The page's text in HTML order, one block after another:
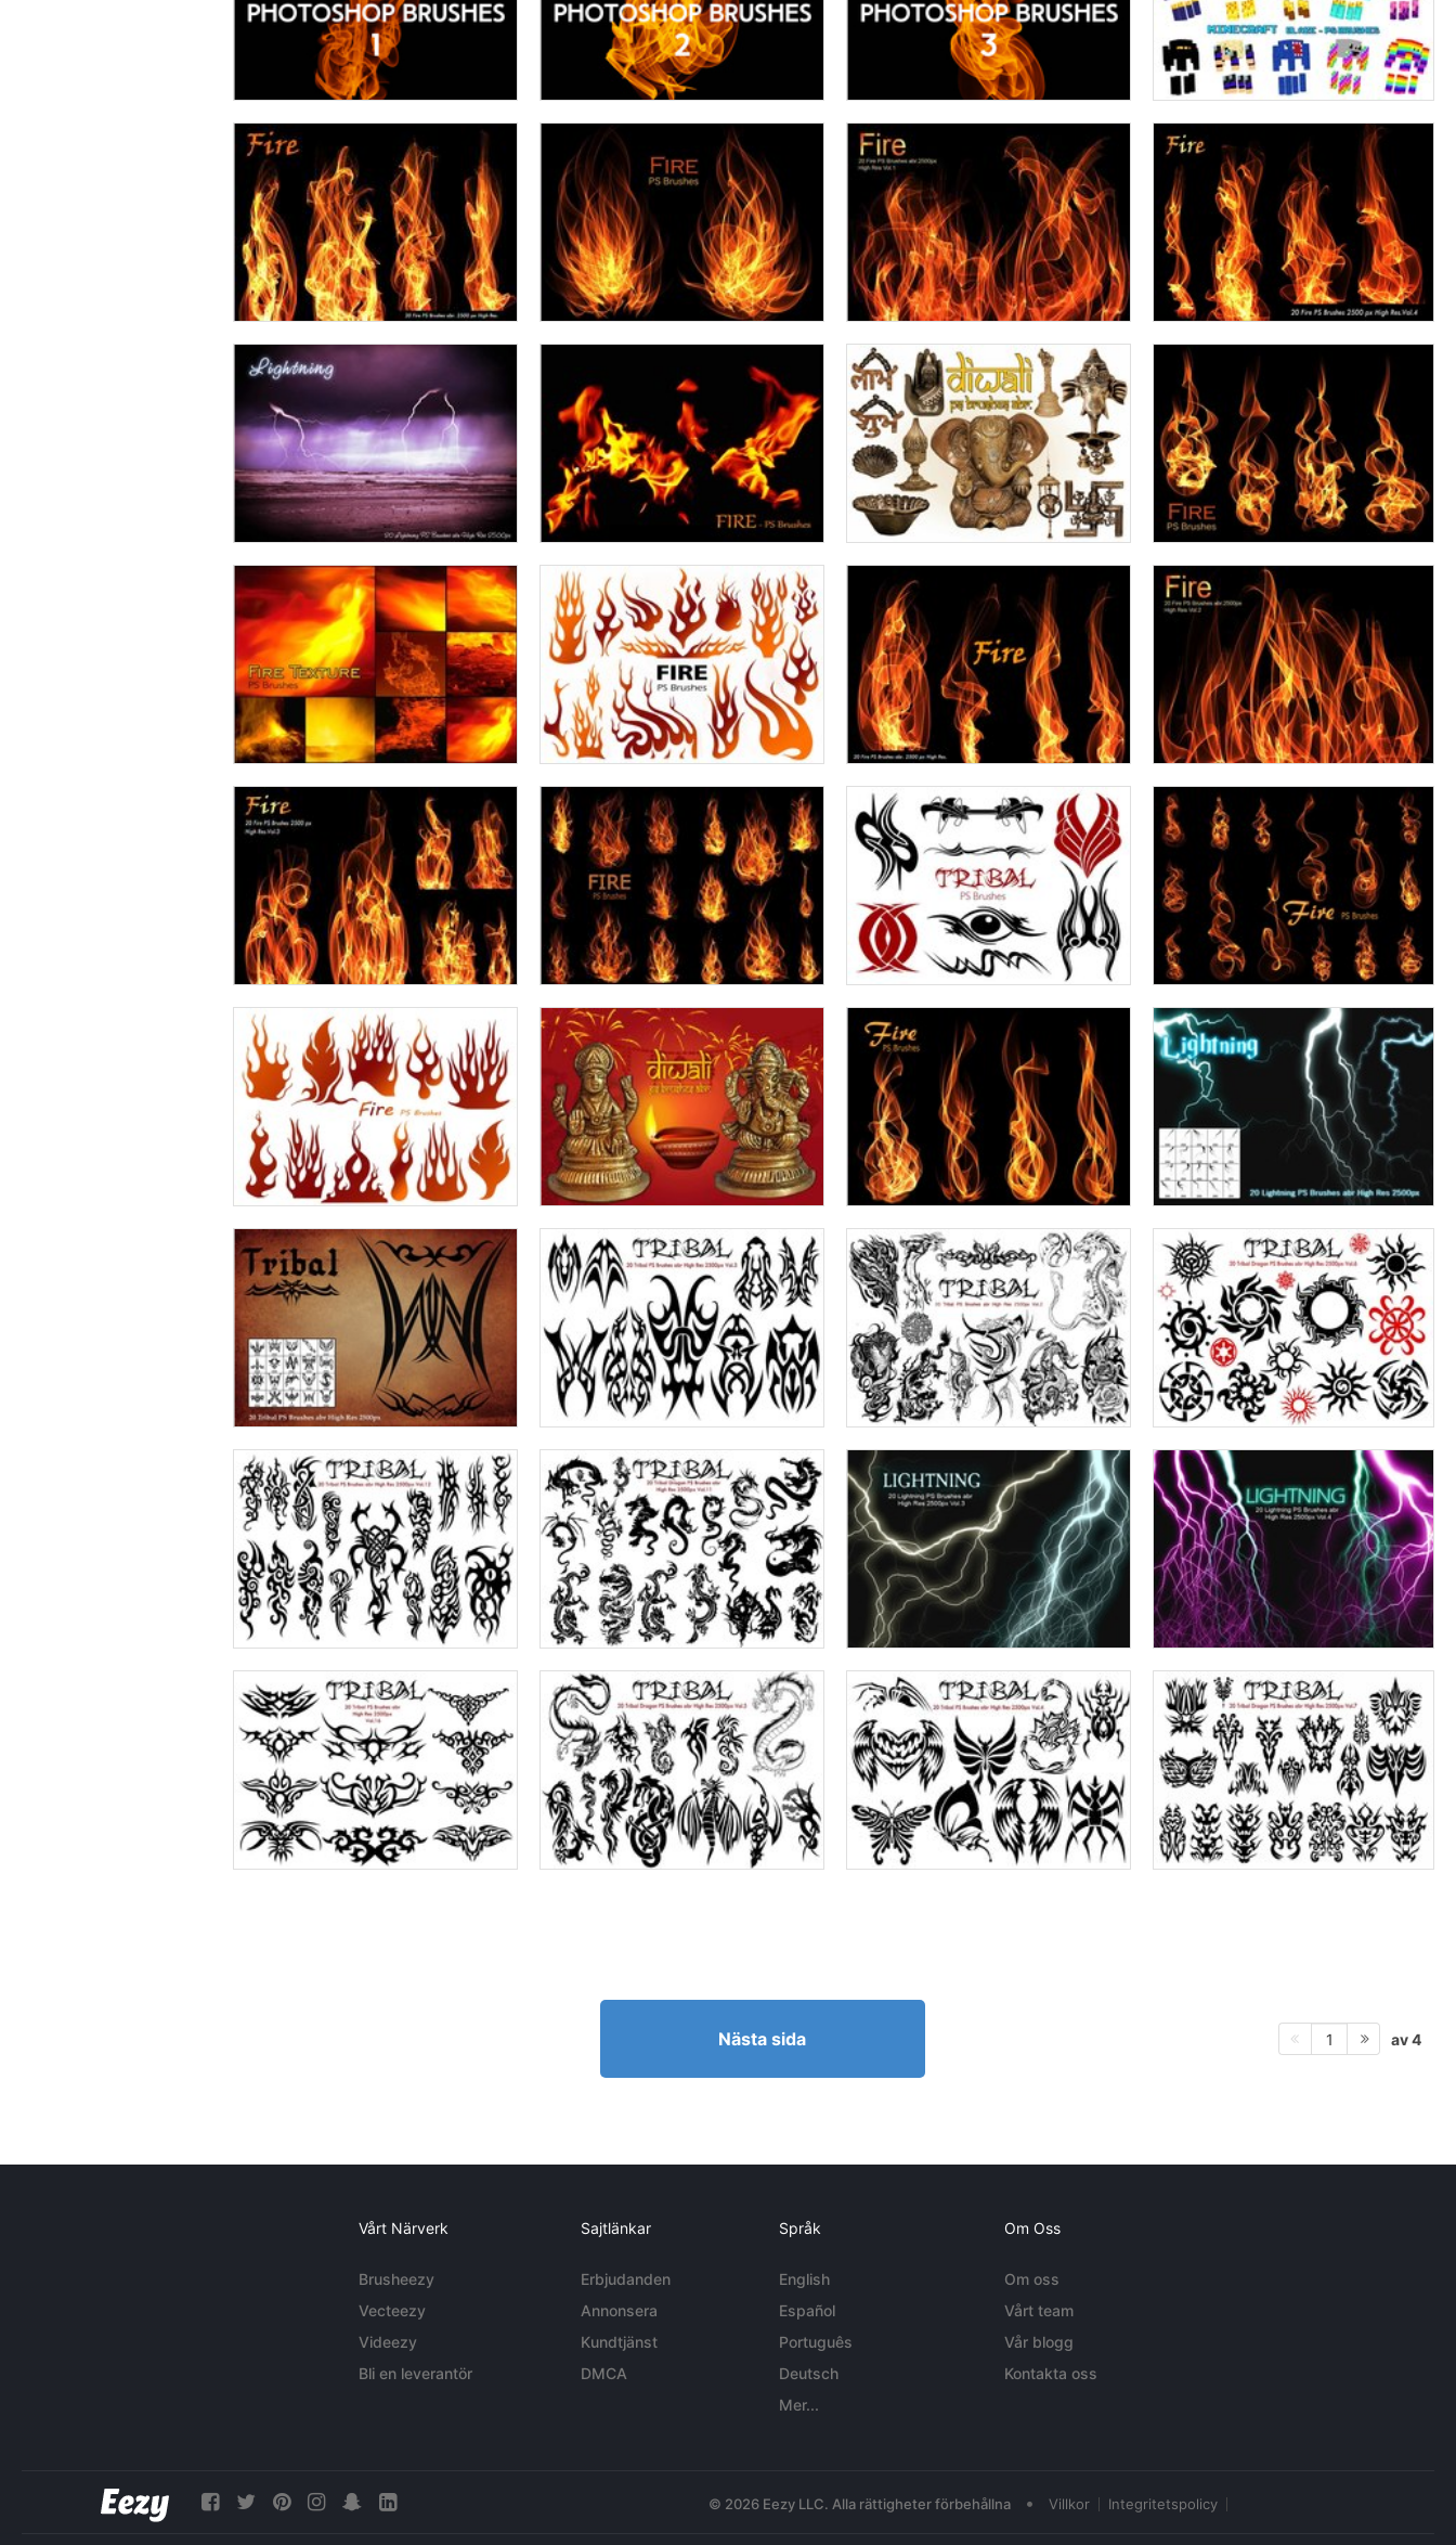
Nästa sida 1 av 4
Vårt Närverk
Brusheezy
Vecteezy
Videezy
Bli en leverantör
Sajtlänkar
Erbjudanden
Annonsera
Kundtjänst
DMCA
Språk
English
Español
Português
Deutsch
Mer...
Om Oss
Om oss
Vårt team
Vår blogg
Kontakta oss
© 2026 Eezy LLC. Alla rättigheter förbehållna • Villkor Integritetspolicy